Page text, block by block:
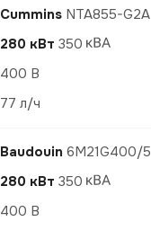
Cummins NTA855-G2A
280 кВт 350
400 В
77 л/ч
Baudouin 6M21G400/5
280 кВт 350
400 В